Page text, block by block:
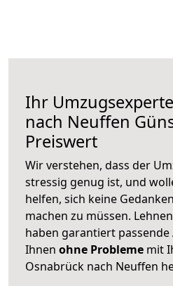
Ihr
nach Neuffen
Preiswert
Wir verstehen, dass der
stressig genug ist, und
helfen, sich keine
machen zu müssen.
haben garantiert passende
Ihnen ohne Probleme mit
Osnabrück nach Neuffen